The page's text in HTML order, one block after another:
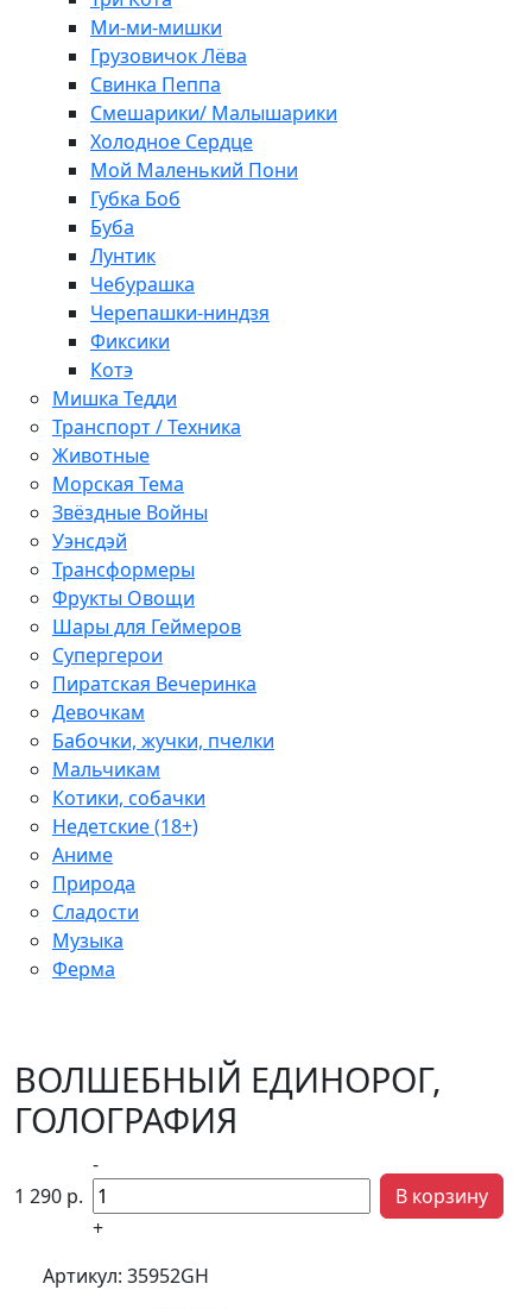
Ми-ми-мишки
Грузовичок Лёва
Свинка Пеппа
Смешарики/ Малышарики
Холодное Сердце
Мой Маленький Пони
Губка Боб
Буба
Лунтик
Чебурашка
Черепашки-ниндзя
Фиксики
Котэ
Мишка Тедди
Транспорт / Техника
Животные
Морская Тема
Звёздные Войны
Уэнсдэй
Трансформеры
Фрукты Овощи
Шары для Геймеров
Супергерои
Пиратская Вечеринка
Девочкам
Бабочки, жучки, пчелки
Мальчикам
Котики, собачки
Недетские (18+)
Аниме
Природа
Сладости
Музыка
Ферма
ВОЛШЕБНЫЙ ЕДИНОРОГ,
ГОЛОГРАФИЯ
1 290 р.
-
+
В корзину
Артикул: 35952GH